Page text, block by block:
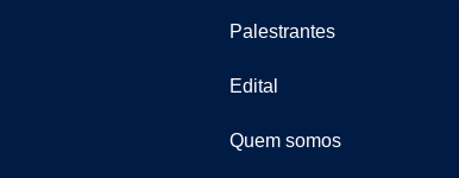
Palestrantes
Edital
Quem somos